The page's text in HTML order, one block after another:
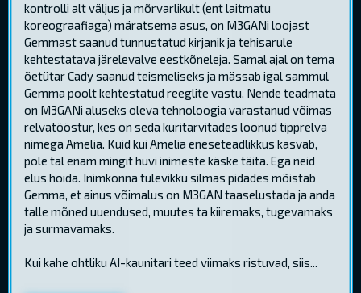
kontrolli alt väljus ja mõrvarlikult (ent laitmatu
koreograafiaga) märatsema asus, on M3GANi loojast
Gemmast saanud tunnustatud kirjanik ja tehisarule
kehtestatava järelevalve eestkõneleja. Samal ajal on tema
õetütar Cady saanud teismeliseks ja mässab igal sammul
Gemma poolt kehtestatud reeglite vastu. Nende teadmata
on M3GANi aluseks oleva tehnoloogia varastanud võimas
relvatööstur, kes on seda kuritarvitades loonud tipprelva
nimega Amelia. Kuid kui Amelia eneseteadlikkus kasvab,
pole tal enam mingit huvi inimeste käske täita. Ega neid
elus hoida. Inimkonna tulevikku silmas pidades mõistab
Gemma, et ainus võimalus on M3GAN taaselustada ja anda
talle mõned uuendused, muutes ta kiiremaks, tugevamaks
ja surmavamaks.
Kui kahe ohtliku AI-kaunitari teed viimaks ristuvad, siis...